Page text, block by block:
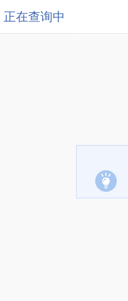
正在查询中